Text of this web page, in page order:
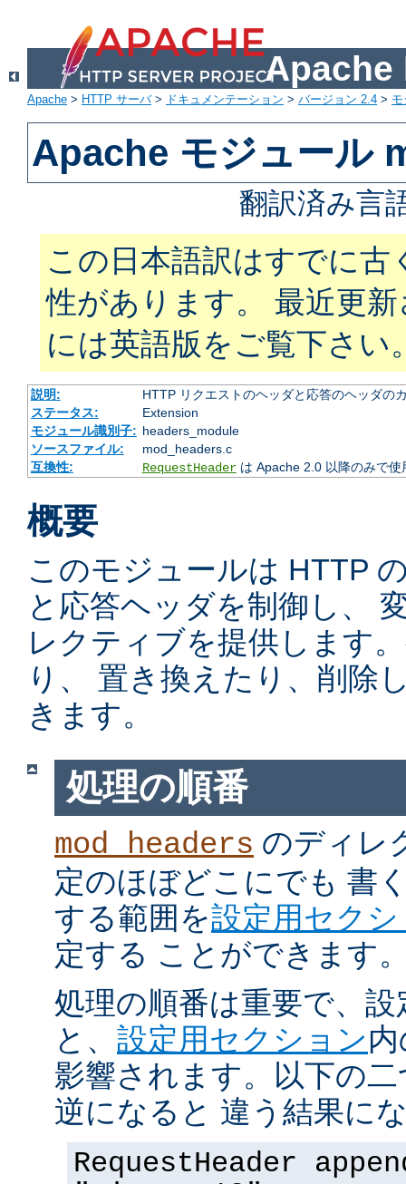
Apache
Apache > HTTP サーバ> ドキュメンテーション > バージョン 2.4 >
Apache モジュール
翻訳済み言
この日本語訳はすでに古
性があります。 最近更
には英語版をご覧下さい
説明:
HTTP リクエストのヘッダと応答のヘッダの
ステータス:
Extension
モジュール識別子: headers_module
ソースファイル:
mod_headers.c
互換性:
RequestHeaderは Apache 2.0 以降のみで使
概要
このモジュールは HTTP
と応答ヘッダを制御し、
レクティブを提供します
り、 置き換えたり、削除
きます。
処理の順番
mod_headers のディレ
定のほぼどこにでも 書
する範囲を設定用セク
定する ことができます
処理の順番は重要で、
と、 設定用セクション
影響されます。以下の
逆になると 違う結果に
RequestHeader